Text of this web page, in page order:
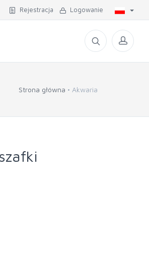
Rejestracja Logowanie
Strona główna Akwaria